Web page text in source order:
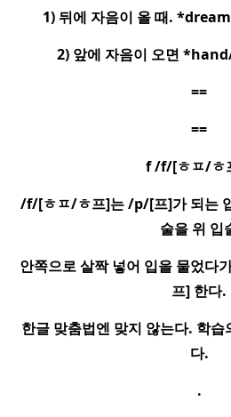
1) 뒤에 자음이 올 때.
2) 앞에 자음이 오면
==
==
f /f/[ㅎㅍ/ㅎ
/f/[ㅎㅍ/ㅎ프]는/p/[프]가 되는
술을 위 입
안쪽으로 살짝 넣어 입을 물었다
프] 한다.
한글 맞춤법엔 맞지 않는다. 학습
다.
.